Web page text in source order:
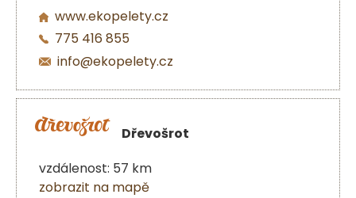
www.ekopelety.cz
775 416 855
info@ekopelety.cz
Dřevošrot
vzdálenost: 57 km
zobrazit na mapě